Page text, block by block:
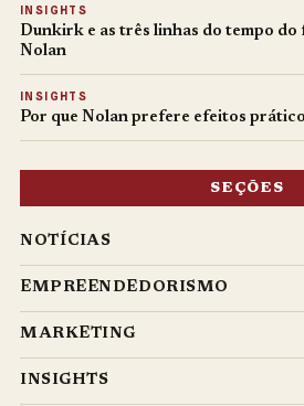
INSIGHTS
Dunkirk e as três linhas do tempo do
Nolan
INSIGHTS
Por que Nolan prefere efeitos
SEÇÕES
NOTÍCIAS
EMPREENDEDORISMO
MARKETING
INSIGHTS